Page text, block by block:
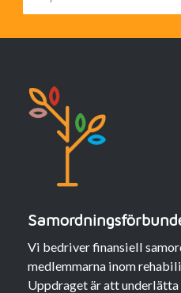
Vi bedriver finansiell
medlemmarna inom
Uppdraget är att